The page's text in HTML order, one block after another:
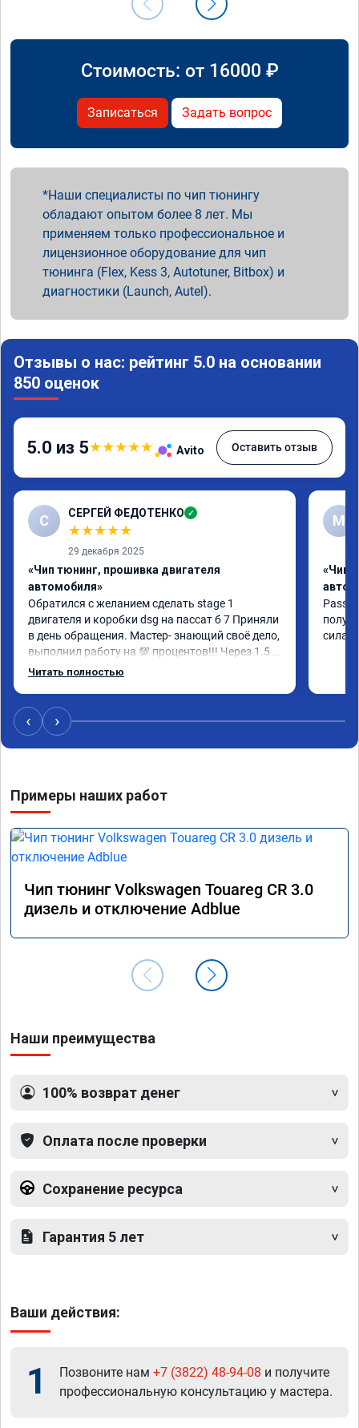
Стоимость: от 16000 ₽
Записаться Задать вопрос
Наши специалисты по чип тюнингу
обладают опытом более 8 лет. Мы
применяем только профессиональное и
лицензионное оборудование для чип
тюнинга (Flex, Kess 3, Autotuner, Bitbox) и
диагностики (Launch, Autel).
Отзывы о нас: рейтинг 5.0 на основании
850 оценок
5.0 из 5★★★★★ Avito Оставить отзыв
С СЕРГЕЙ ФЕДОТЕНКО ✓
★★★★★
29 декабря 2025
«Чип тюнинг, прошивка двигателя
автомобиля»
Обратился с желанием сделать stage 1
двигателя и коробки dsg на пассат б 7 Приняли
в день обращения. Мастер- знающий своё дело,
выполнил работу на 💯 процентов!!! Через 1.5
часа (время на прошивку) машину не узнать!!!
Читать полностью
M
«Чип
сила,
‹ ›
Примеры наших работ
Чип тюнинг Volkswagen Touareg CR 3.0
дизель и отключение Adblue
Наши преимущества
100% возврат денег
Оплата после проверки
Сохранение ресурса
Гарантия 5 лет
Ваши действия:
1 Позвоните нам +7 (3822) 48-94-08 и получите
профессиональную консультацию у мастера.